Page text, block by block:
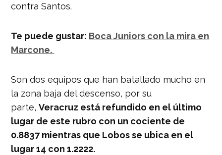
contra Santos.
Te puede gustar: Boca Juniors con la mira en
Marcone.
Son dos equipos que han batallado mucho en
la zona baja del descenso, por su
parte,Veracruz está refundido en el último
lugar de este rubro con un cociente de
0.8837 mientras que Lobos se ubica en el
lugar 14 con 1.2222.